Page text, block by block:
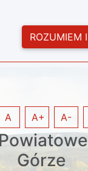
ROZUMIEM
Górze
A A+ A-